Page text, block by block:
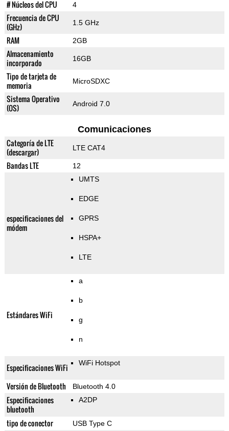
# Núcleos del CPU 4
Frecuencia de CPU
(GHz)
1.5 GHz
RAM 2GB
Almacenamiento
incorporado
16GB
Tipo de tarjeta de
memoria
MicroSDXC
Sistema Operativo
(OS)
Android 7.0
Comunicaciones
Categoría de LTE
(descargar)
LTE CAT4
Bandas LTE 12
especificaciones del
módem
UMTS
EDGE
GPRS
HSPA+
LTE
Estándares WiFi
a
b
g
n
Especificaciones WiFi WiFi Hotspot
Versión de Bluetooth Bluetooth 4.0
Especificaciones
bluetooth
A2DP
tipo de conector USB Type C